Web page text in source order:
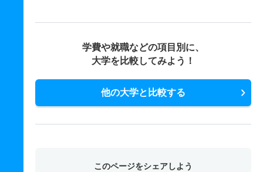
学費や就職などの項目別に、
大学を比較してみよう！
他の大学と比較する
このページをシェアしよう